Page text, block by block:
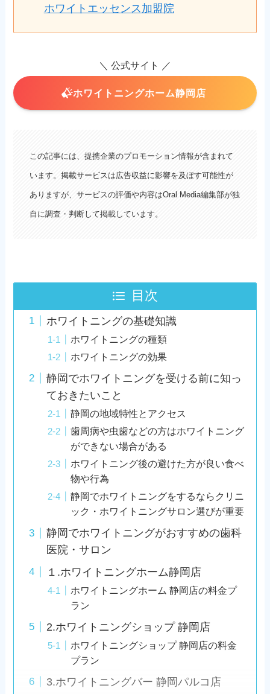
ホワイトエッセンス加盟院
＼ 公式サイト ／
ホワイトニングホーム静岡店
この記事には、提携企業のプロモーション情報が含まれて
います。掲載サービスは広告収益に影響を及ぼす可能性が
ありますが、サービスの評価や内容はOral Media編集部が独
自に調査・判断して掲載しています。
目次
ホワイトニングの基礎知識
ホワイトニングの種類
ホワイトニングの効果
静岡でホワイトニングを受ける前に知っ
ておきたいこと
静岡の地域特性とアクセス
歯周病や虫歯などの方はホワイトニング
ができない場合がある
ホワイトニング後の避けた方が良い食べ
物や行為
静岡でホワイトニングをするならクリニ
ック・ホワイトニングサロン選びが重要
静岡でホワイトニングがおすすめの歯科
医院・サロン
１.ホワイトニングホーム静岡店
ホワイトニングホーム 静岡店の料金プ
ラン
2.ホワイトニングショップ 静岡店
ホワイトニングショップ 静岡店の料金
プラン
3.ホワイトニングバー 静岡パルコ店